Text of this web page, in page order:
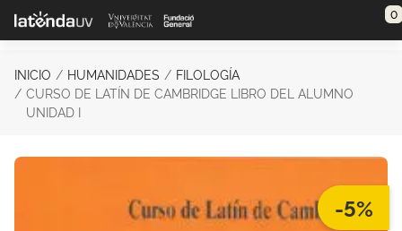
Saltar al contenido principal 0
INICIO HUMANIDADES
FILOLOGÍA
CURSO DE LATÍN DE CAMBRIDGE LIBRO DEL ALUMNO
UNIDAD I
-5%